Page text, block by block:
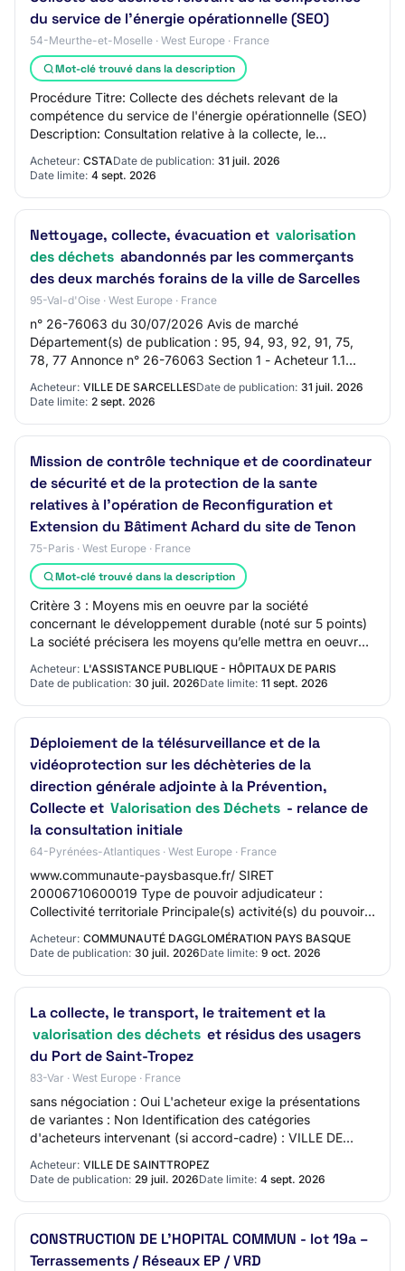
du service de l'énergie opérationnelle (SEO)
54-Meurthe-et-Moselle · West Europe · France
Mot-clé trouvé dans la description
Procédure Titre: Collecte des déchets relevant de la
compétence du service de l'énergie opérationnelle (SEO)
Description: Consultation relative à la collecte, le
Acheteur: CSTADate de publication: 31 juil. 2026
Date limite: 4 sept. 2026
Nettoyage, collecte, évacuation et valorisation
des déchets abandonnés par les commerçants
des deux marchés forains de la ville de Sarcelles
95-Val-d'Oise · West Europe · France
n° 26-76063 du 30/07/2026 Avis de marché
Département(s) de publication : 95, 94, 93, 92, 91, 75,
78, 77 Annonce n° 26-76063 Section 1 - Acheteur 1.1
Acheteur: VILLE DE SARCELLESDate de publication: 31 juil. 2026
Date limite: 2 sept. 2026
Mission de contrôle technique et de coordinateur
de sécurité et de la protection de la sante
relatives à l'opération de Reconfiguration et
Extension du Bâtiment Achard du site de Tenon
75-Paris · West Europe · France
Mot-clé trouvé dans la description
Critère 3 : Moyens mis en oeuvre par la société
concernant le développement durable (noté sur 5 points)
La société précisera les moyens qu’elle mettra en oeuvre
concernant • Politique d’achats respon…
Acheteur: L'ASSISTANCE PUBLIQUE - HÔPITAUX DE PARIS
Date de publication: 30 juil. 2026Date limite: 11 sept. 2026
Déploiement de la télésurveillance et de la
vidéoprotection sur les déchèteries de la
direction générale adjointe à la Prévention,
Collecte et Valorisation des Déchets - relance de
la consultation initiale
64-Pyrénées-Atlantiques · West Europe · France
www.communaute-paysbasque.fr/ SIRET
20006710600019 Type de pouvoir adjudicateur :
Collectivité territoriale Principale(s) activité(s) du pouvoir
adjudicateur : Services généraux des administrations p…
Acheteur: COMMUNAUTÉ DAGGLOMÉRATION PAYS BASQUE
Date de publication: 30 juil. 2026Date limite: 9 oct. 2026
La collecte, le transport, le traitement et la
valorisation des déchets et résidus des usagers
du Port de Saint-Tropez
83-Var · West Europe · France
sans négociation : Oui L'acheteur exige la présentations
de variantes : Non Identification des catégories
d'acheteurs intervenant (si accord-cadre) : VILLE DE
Acheteur: VILLE DE SAINTTROPEZ
Date de publication: 29 juil. 2026Date limite: 4 sept. 2026
CONSTRUCTION DE L’HOPITAL COMMUN - lot 19a –
Terrassements / Réseaux EP / VRD